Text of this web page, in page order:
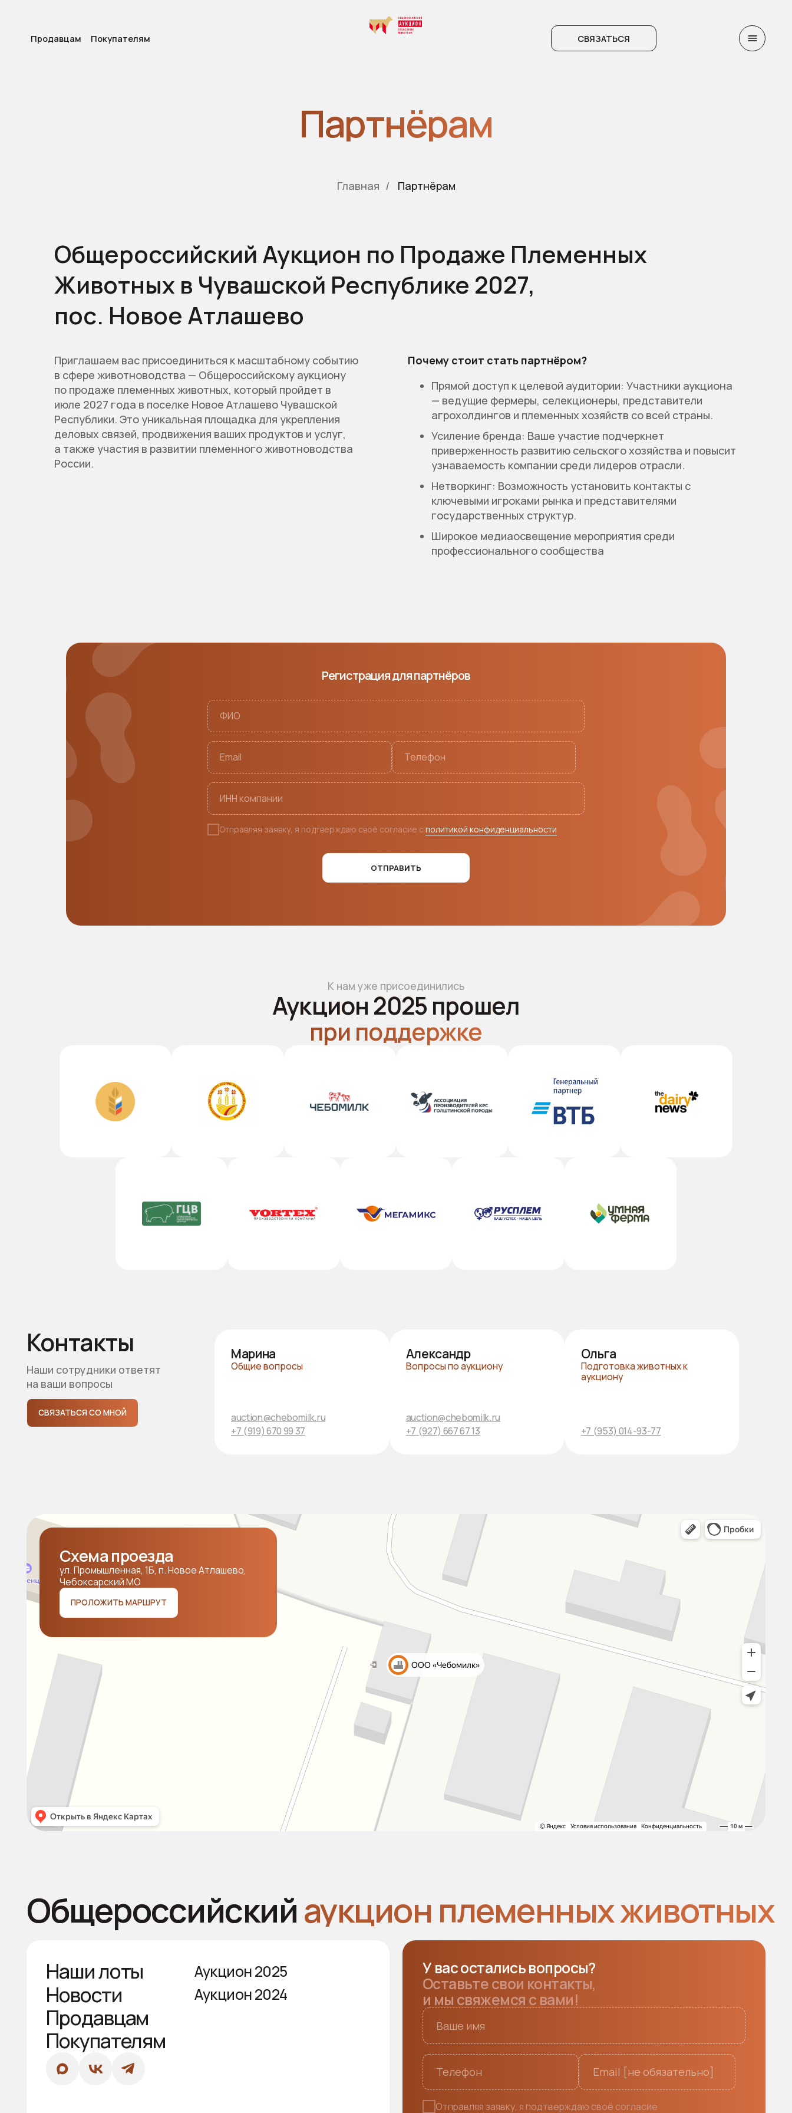
СВЯЗАТЬСЯ
Продавцам Покупателям
Партнёрам
Главная / Партнёрам
Общероссийский Аукцион по Продаже Племенных
Животных в Чувашской Республике 2027,
пос. Новое Атлашево
Приглашаем вас присоединиться к масштабному событию
в сфере животноводства — Общероссийскому аукциону
по продаже племенных животных, который пройдет в
июле 2027 года в поселке Новое Атлашево Чувашской
Республики. Это уникальная площадка для укрепления
деловых связей, продвижения ваших продуктов и услуг,
а также участия в развитии племенного животноводства
России.
Почему стоит стать партнёром?
Прямой доступ к целевой аудитории: Участники аукциона
— ведущие фермеры, селекционеры, представители
агрохолдингов и племенных хозяйств со всей страны.
Усиление бренда: Ваше участие подчеркнет
приверженность развитию сельского хозяйства и повысит
узнаваемость компании среди лидеров отрасли.
Нетворкинг: Возможность установить контакты с
ключевыми игроками рынка и представителями
государственных структур.
Широкое медиаосвещение мероприятия среди
профессионального сообщества
Регистрация для партнёров
Отправляя заявку, я подтверждаю своё согласие с политикой конфиденциальности
ОТПРАВИТЬ
К нам уже присоединились
при поддержке
Наши сотрудники ответят Общие вопросы
Александр
Вопросы по аукциону
Ольга
Подготовка животных к
Схема проезда
ул. Промышленная, 1Б, п. Новое Атлашево,
Чебоксарский МО
Общероссийский аукцион племенных животных
Наши лоты
Новости
Продавцам
Покупателям
2026 © Все права защищены Политика конфиденциальности
У вас остались вопросы?
Оставьте свои контакты,
и мы свяжемся с вами!